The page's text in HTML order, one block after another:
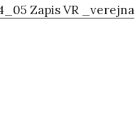
Zapis VR _verejna